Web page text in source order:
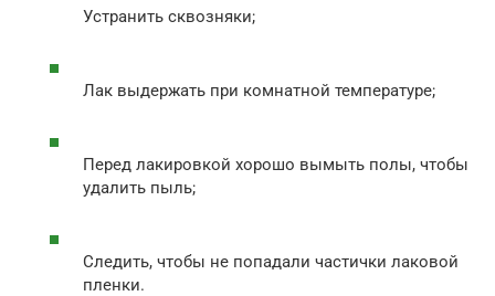
Устранить сквозняки;
Лак выдержать при комнатной температуре;
Перед лакировкой хорошо вымыть полы, чтобы
удалить пыль;
Следить, чтобы не попадали частички лаковой
пленки.